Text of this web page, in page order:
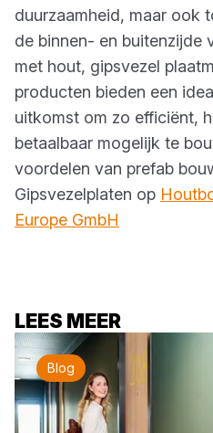
duurzaamheid, maar ook
de binnen- en buitenzijde
met hout, gipsvezel
producten bieden een
uitkomst om zo efficiënt,
betaalbaar mogelijk te
voordelen van prefab
Gipsvezelplaten op
Europe GmbH
LEES MEER
Blog